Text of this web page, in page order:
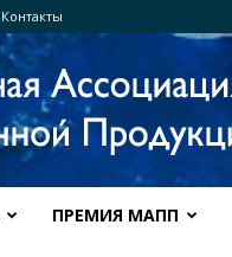
Контакты
ПРЕМИЯ МАПП